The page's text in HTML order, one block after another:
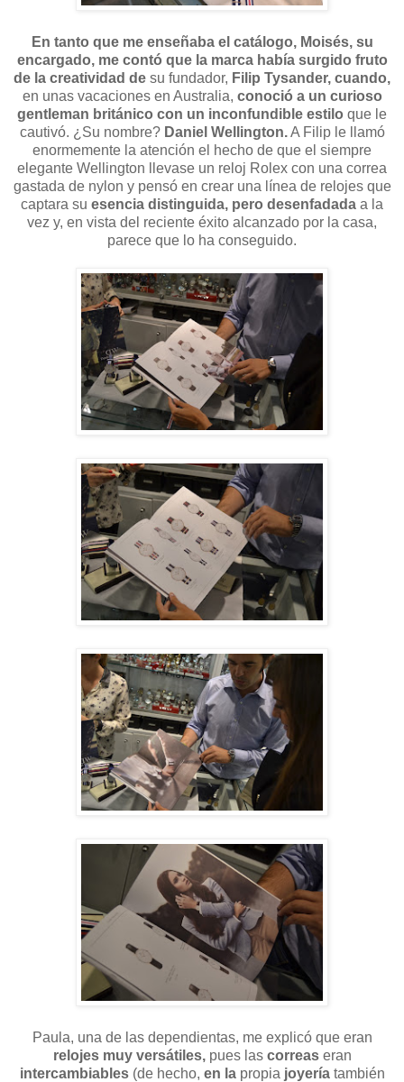
En tanto que me enseñaba el catálogo, Moisés, su
encargado, me contó que la marca había surgido fruto
de la creatividad de su fundador, Filip Tysander, cuando,
en unas vacaciones en Australia, conoció a un curioso
gentleman británico con un inconfundible estilo que le
cautivó. ¿Su nombre? Daniel Wellington.A Filip le llamó
enormemente la atención el hecho de que el siempre
elegante Wellington llevase un reloj Rolex con una correa
gastada de nylon y pensó en crear una línea de relojes que
captara su esencia distinguida, pero desenfadada a la
vez y, en vista del reciente éxito alcanzado por la casa,
parece que lo ha conseguido.
Paula, una de las dependientas, me explicó que eran
relojes muy versátiles,pues las correaseran
intercambiables(de hecho, en lapropia joyeríatambién